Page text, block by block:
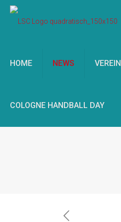
HOME NEWS VEREIN
COLOGNE HANDBALL DAY